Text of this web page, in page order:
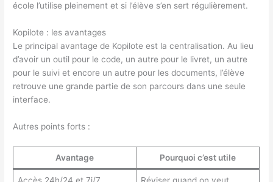
école l’utilise pleinement et si l’élève s’en sert régulièrement.
Kopilote : les avantages
Le principal avantage de Kopilote est la centralisation. Au lieu
d’avoir un outil pour le code, un autre pour le livret, un autre
pour le suivi et encore un autre pour les documents, l’élève
retrouve une grande partie de son parcours dans une seule
interface.
Autres points forts :
Avantage Pourquoi c’est utile